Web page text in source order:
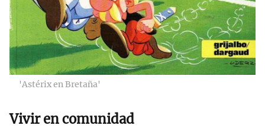
'Astérix en Bretaña'
Vivir en comunidad